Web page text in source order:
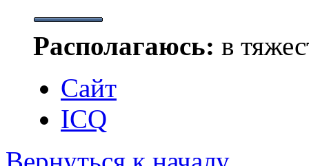
Располагаюсь: в
Сайт
ICQ